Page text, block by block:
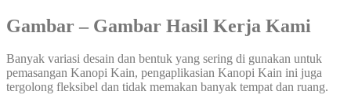
Gambar – Gambar Hasil Kerja Kami
Banyak variasi desain dan bentuk yang sering di gunakan untuk
pemasangan Kanopi Kain, pengaplikasian Kanopi Kain ini juga
tergolong fleksibel dan tidak memakan banyak tempat dan ruang.